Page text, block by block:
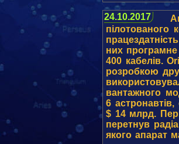
24.10.2017
пілотованого
них
400 кабелів.
розробкою
вантажного
6
$ 14 млрд.
перетнув
якого апарат